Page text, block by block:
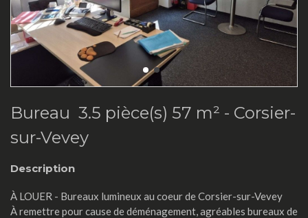
Bureau 3.5 pièce(s) 57 m² - Corsier-
sur-Vevey
Description
À LOUER - Bureaux lumineux au coeur de Corsier-sur-Vevey
À remettre pour cause de déménagement, agréables bureaux de